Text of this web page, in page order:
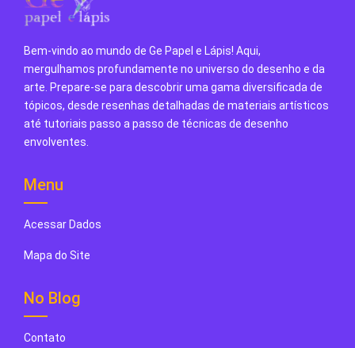
Bem-vindo ao mundo de Ge Papel e Lápis! Aqui,
mergulhamos profundamente no universo do desenho e da
arte. Prepare-se para descobrir uma gama diversificada de
tópicos, desde resenhas detalhadas de materiais artísticos
até tutoriais passo a passo de técnicas de desenho
envolventes.
Menu
Acessar Dados
Mapa do Site
No Blog
Contato